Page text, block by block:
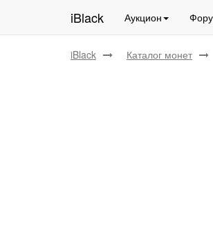
iBlack Аукцион
iBlack Каталог монет